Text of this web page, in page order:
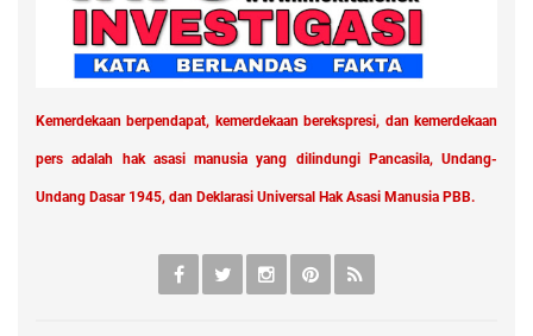
Kemerdekaan berpendapat, kemerdekaan berekspresi, dan kemerdekaan
pers adalah hak asasi manusia yang dilindungi Pancasila, Undang-
Undang Dasar 1945, dan Deklarasi Universal Hak Asasi Manusia PBB.